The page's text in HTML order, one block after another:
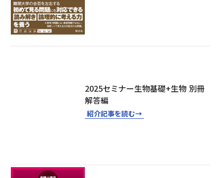
2025セミナー生物基礎+生物 別冊
解答編
紹介記事を読む→